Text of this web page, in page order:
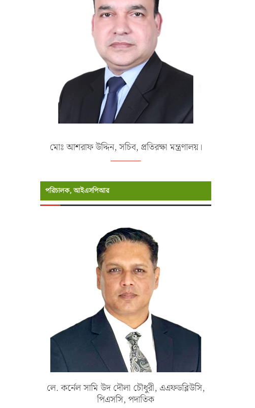
মোঃ আশরাফ উদ্দিন, সচিব, প্রতিরক্ষা মন্ত্রণালয়।
পরিচালক, আইএসপিআর
লে. কর্নেল সামি উদ দৌলা চৌধুরী, এএফডব্লিউসি,
পিএসসি, পদাতিক